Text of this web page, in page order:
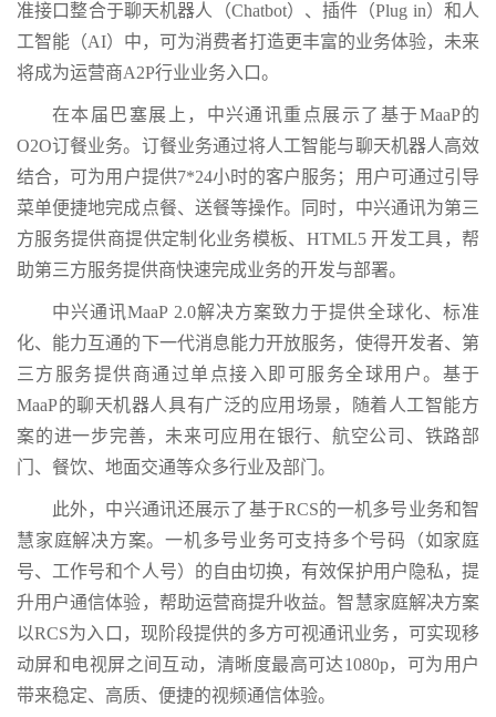
准接口整合于聊天机器人（Chatbot）、插件（Plug in）和人
工智能（AI）中，可为消费者打造更丰富的业务体验，未来
将成为运营商A2P行业业务入口。
在本届巴塞展上，中兴通讯重点展示了基于MaaP的
O2O订餐业务。订餐业务通过将人工智能与聊天机器人高效
结合，可为用户提供7*24小时的客户服务；用户可通过引导
菜单便捷地完成点餐、送餐等操作。同时，中兴通讯为第三
方服务提供商提供定制化业务模板、HTML5 开发工具，帮
助第三方服务提供商快速完成业务的开发与部署。
中兴通讯MaaP 2.0解决方案致力于提供全球化、标准
化、能力互通的下一代消息能力开放服务，使得开发者、第
三方服务提供商通过单点接入即可服务全球用户。基于
MaaP的聊天机器人具有广泛的应用场景，随着人工智能方
案的进一步完善，未来可应用在银行、航空公司、铁路部
门、餐饮、地面交通等众多行业及部门。
此外，中兴通讯还展示了基于RCS的一机多号业务和智
慧家庭解决方案。一机多号业务可支持多个号码（如家庭
号、工作号和个人号）的自由切换，有效保护用户隐私，提
升用户通信体验，帮助运营商提升收益。智慧家庭解决方案
以RCS为入口，现阶段提供的多方可视通讯业务，可实现移
动屏和电视屏之间互动，清晰度最高可达1080p，可为用户
带来稳定、高质、便捷的视频通信体验。